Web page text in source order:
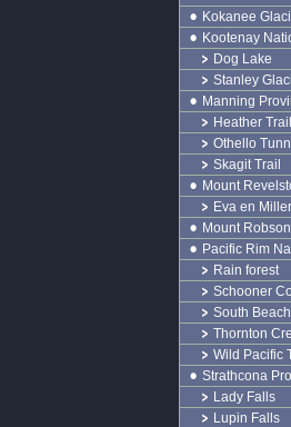
Kokanee
Kootenay
Dog Lake
Stanley
Manning
Heather Trail
Othello
Skagit Trail
Mount
Eva en
Mount
Pacific Rim
Rain forest
Schooner
South Beach
Thornton
Wild Pacific
Strathcona
Lady Falls
Lupin Falls